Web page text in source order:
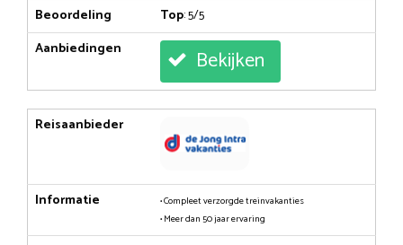
Beoordeling Top: 5/5
Aanbiedingen
Bekijken
Reisaanbieder
Informatie
• Compleet verzorgde treinvakanties
• Meer dan 50 jaar ervaring